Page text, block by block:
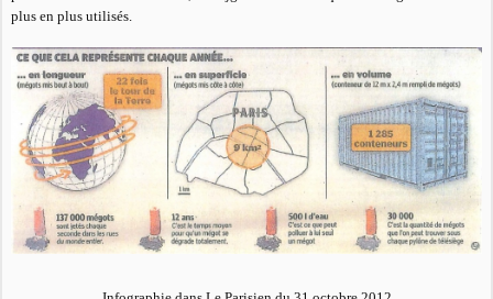
plus en plus utilisés.